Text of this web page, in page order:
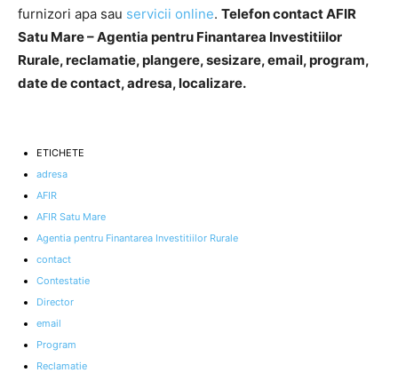
furnizori apa sau servicii online. Telefon contact AFIR
Satu Mare – Agentia pentru Finantarea Investitiilor
Rurale, reclamatie, plangere, sesizare, email, program,
date de contact, adresa, localizare.
ETICHETE
adresa
AFIR
AFIR Satu Mare
Agentia pentru Finantarea Investitiilor Rurale
contact
Contestatie
Director
email
Program
Reclamatie